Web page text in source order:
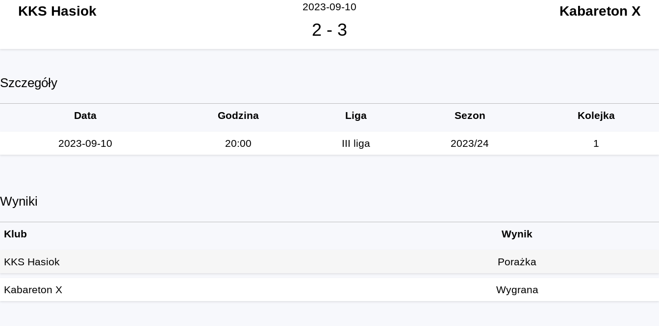
KKS Hasiok Kabareton X
2023-09-10
2 - 3
Szczegóły
Data Godzina Liga Sezon Kolejka
2023-09-10 20:00 III liga 2023/24 1
Wyniki
Klub Wynik
KKS Hasiok Porażka
Kabareton X Wygrana